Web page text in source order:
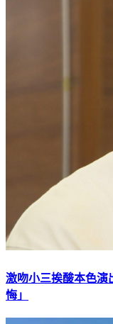
激吻小三挨酸本色演
悔」